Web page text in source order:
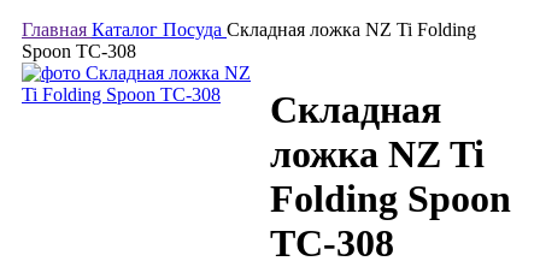
Главная Каталог Посуда Складная ложка NZ Ti Folding
Spoon TC-308
Складная
ложка NZ Ti
Folding Spoon
TC-308